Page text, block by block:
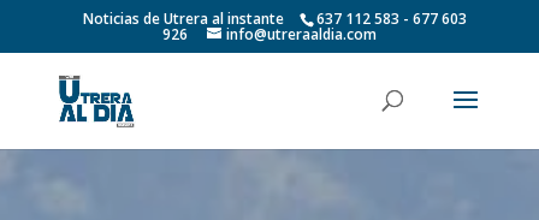
Noticias de Utrera al instante 637 112 583 - 677 603
926 info@utreraaldia.com